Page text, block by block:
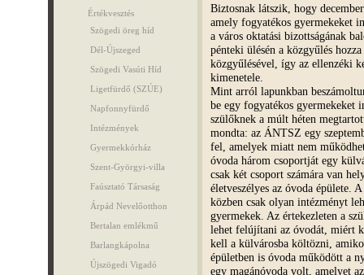
Értékvesztés
Szögedi öreg híd
Dél-Újszeged
Szögedi Vasúti Híd
Ligetfürdő (SZÚE)
Napfonnyfürdő
Intézmények
Gyermekkórház
Szent-Györgyi-villa
Faúsztató Társaság
Árpád Nevelőotthon
Bertalan emlékmű
Barlangkápolna
Újszögedi Vigadó
Biztosnak látszik, hogy
amely fogyatékos gyermekeket
a város oktatási bizottságának
pénteki ülésén a közgyűlés
közgyűlésével, így az ellenzéki
kimenetele.
Mint arról lapunkban
be egy fogyatékos gyermekeket
szülőknek a múlt héten
mondta: az ÁNTSZ egy
fel, amelyek miatt nem
óvoda három csoportját egy
csak két csoport számára van
életveszélyes az óvoda épülete.
közben csak olyan intézményt
gyermekek. Az értekezleten a
lehet felújítani az óvodát, miért
kell a külvárosba költözni,
épületben is óvoda működött a
egy magánóvoda volt, amelyet